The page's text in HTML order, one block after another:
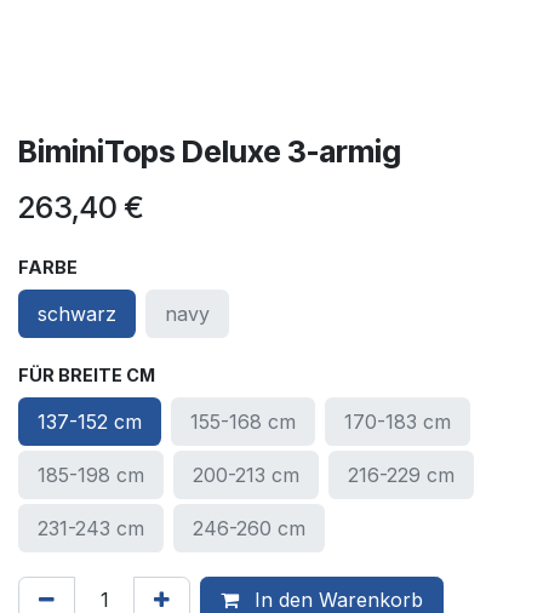
BiminiTops Deluxe 3-armig
263,40 €
FARBE
schwarz navy
FÜR BREITE CM
137-152 cm 155-168 cm 170-183 cm
185-198 cm 200-213 cm 216-229 cm
231-243 cm 246-260 cm
In den Warenkorb